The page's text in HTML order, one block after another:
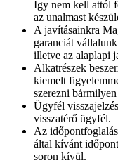
Így nem kell attól
az unalmast
A javításainkra
garanciát
illetve az alaplapi
Alkatrészek
kiemelt
szerezni
Ügyfél
visszatérő ügyfél.
Az
által kívánt
soron kívül.